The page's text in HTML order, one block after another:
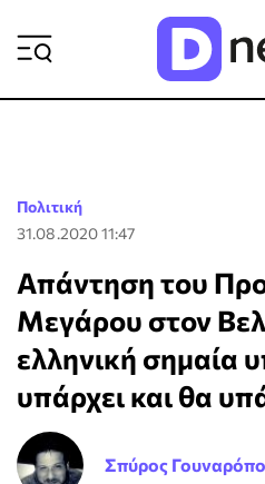
Πολιτική
31.08.2020 11:47
Απάντηση του
Μεγάρου στον
ελληνική σημαία
υπάρχει και θα
Σπύρος